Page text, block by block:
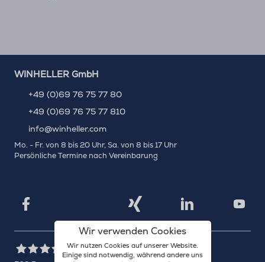
Wir verwenden Cookies
Wir nutzen Cookies auf unserer Website.
Einige sind notwendig, während andere uns
WINHELLER GmbH
+49 (0)69 76 75 77 80
+49 (0)69 76 75 77 810
info@winheller.com
Mo. - Fr. von 8 bis 20 Uhr, Sa. von 8 bis 17 Uhr
Persönliche Termine nach Vereinbarung
Facebook Xing LinkedIn